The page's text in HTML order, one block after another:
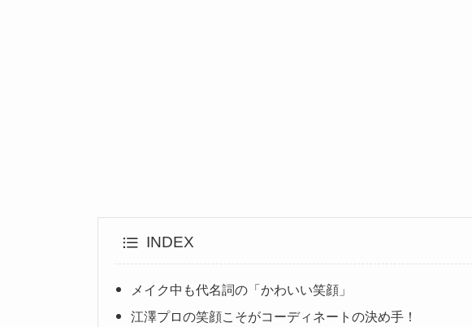
INDEX
メイク中も代名詞の「かわいい笑顔」
江澤プロの笑顔こそがコーディネートの決め手！